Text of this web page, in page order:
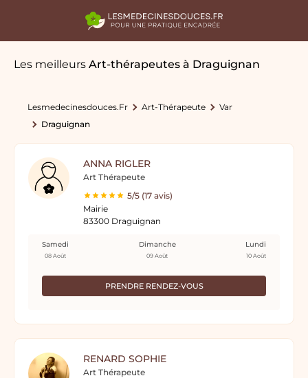
Les meilleurs Art-thérapeutes à Draguignan
Lesmedecinesdouces.fr Art-Thérapeute
Var
Draguignan
ANNA RIGLER
Art Thérapeute
5/5 (17 avis)
Mairie
83300 Draguignan
PRENDRE RENDEZ-VOUS
Samedi
08 Août
Dimanche
09 Août
Lundi
10 Août
RENARD SOPHIE
Art Thérapeute